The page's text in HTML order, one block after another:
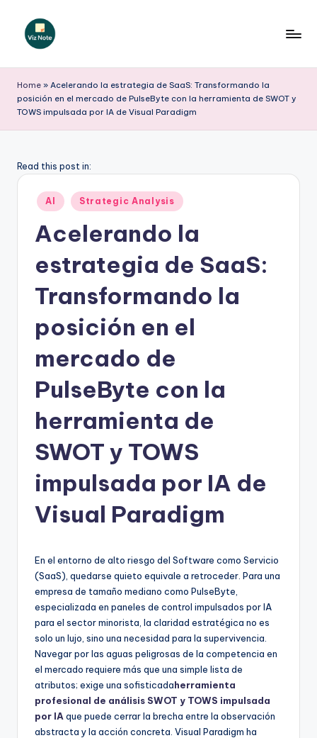
Saltar
iz
N
o
e
ni
A
si
&
S
o
w
Home » Acelerando la estrategia de SaaS: Transformando la
posición en el mercado de PulseByte con la herramienta de SWOT y
TOWS impulsada por IA de Visual Paradigm
Read this post in:
Publicado
en
AI Strategic Analysis
Acelerando la
estrategia de SaaS:
Transformando la
posición en el
mercado de
PulseByte con la
herramienta de
SWOT y TOWS
impulsada por IA de
Visual Paradigm
En el entorno de alto riesgo del Software como Servicio
(SaaS), quedarse quieto equivale a retroceder. Para una
empresa de tamaño mediano como PulseByte,
especializada en paneles de control impulsados por IA
para el sector minorista, la claridad estratégica no es
solo un lujo, sino una necesidad para la supervivencia.
Navegar por las aguas peligrosas de la competencia en
el mercado requiere más que una simple lista de
atributos; exige una sofisticadaherramienta
profesional de análisis SWOT y TOWS impulsada
por IA que puede cerrar la brecha entre la observación
abstracta y la acción concreta. Visual Paradigm ha